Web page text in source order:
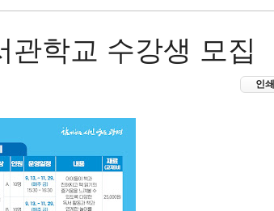
관학교 수강생 모집
인쇄